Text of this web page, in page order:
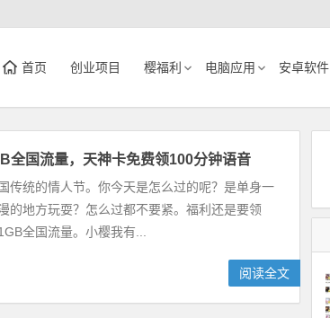
首页 创业项目 樱福利 电脑应用 安卓软件
全国流量，天神卡免费领100分钟语音
传统的情人节。你今天是怎么过的呢？是单身一
的地方玩耍？怎么过都不要紧。福利还是要领
全国流量。小樱我有...
阅读全文